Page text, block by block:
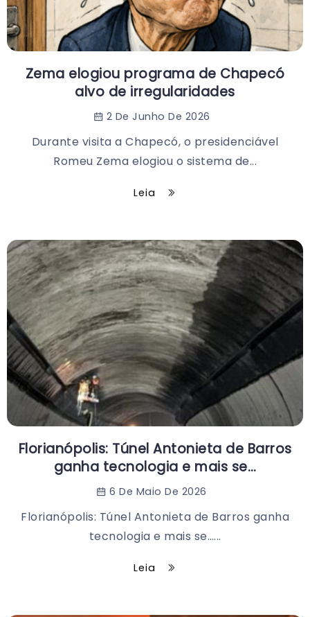
Zema elogiou programa de Chapecó
alvo de irregularidades
2 De Junho De 2026
Durante visita a Chapecó, o presidenciável
Romeu Zema elogiou o sistema de...
Leia
Florianópolis: Túnel Antonieta de Barros
ganha tecnologia e mais se…
6 De Maio De 2026
Florianópolis: Túnel Antonieta de Barros ganha
tecnologia e mais se…...
Leia